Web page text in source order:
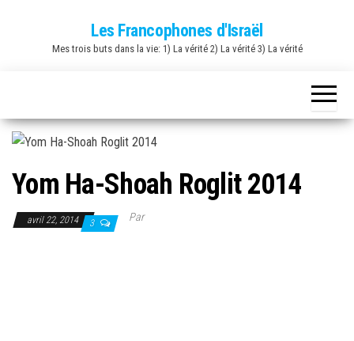
Les Francophones d'Israël
Mes trois buts dans la vie: 1) La vérité 2) La vérité 3) La vérité
Yom Ha-Shoah Roglit 2014
avril 22, 2014 3 Par